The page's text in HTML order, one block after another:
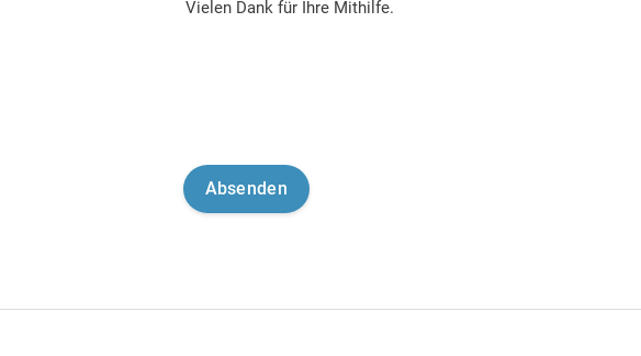
Vielen Dank für Ihre Mithilfe.